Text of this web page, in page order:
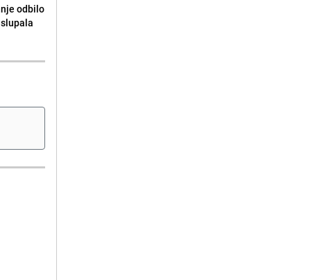
odbilo